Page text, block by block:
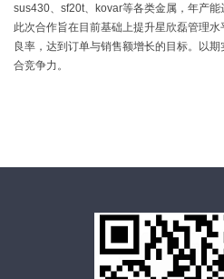
sus430、sf20t、kovar等各类金属，年产能
此次合作旨在目前基础上提升星欣磊管理
良率，达到订单与销售额增长的目标。以
合竞争力。